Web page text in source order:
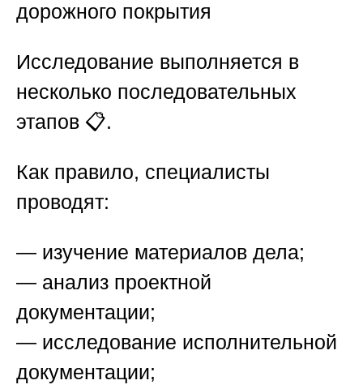
дорожного покрытия
Исследование выполняется в
несколько последовательных
этапов 📋.
Как правило, специалисты
проводят:
— изучение материалов дела;
— анализ проектной
документации;
— исследование исполнительной
документации;